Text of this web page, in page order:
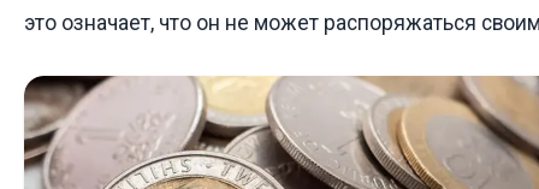
это означает, что он не может распоряжаться